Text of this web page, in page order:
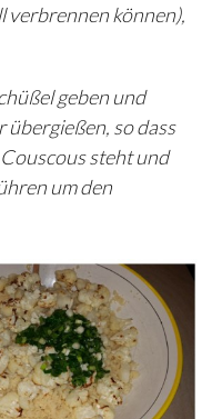
verbrennen können),
geben und
übergießen, so dass
steht und
um den